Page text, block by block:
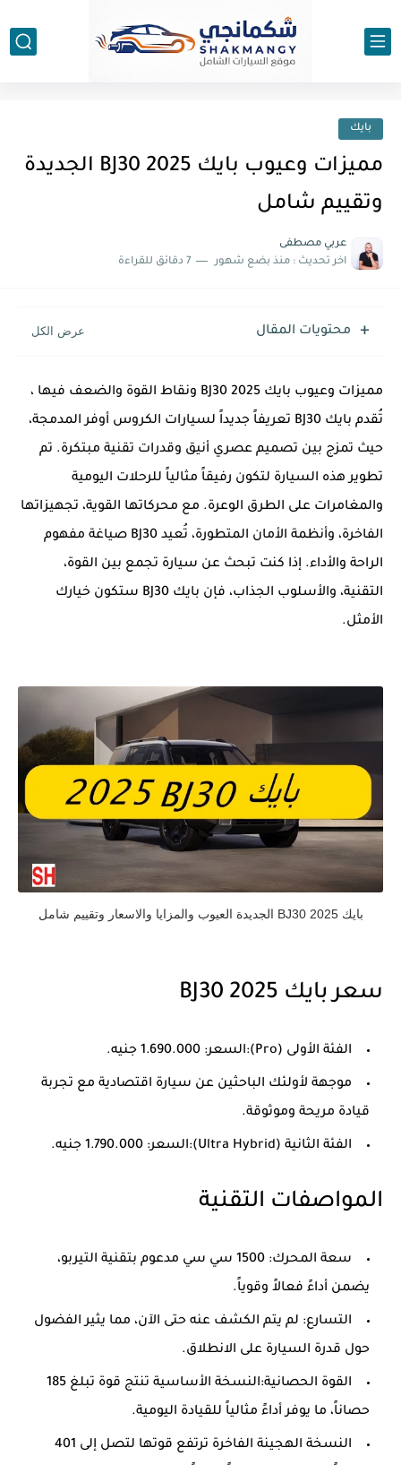
بايك
مميزات وعيوب بايك BJ30 2025 الجديدة
وتقييم شامل
عربي مصطفى
اخر تحديث : منذ بضع شهور 7 دقائق للقراءة
محتويات المقال
مميزات وعيوب بايك BJ30 2025 ونقاط القوة والضعف فيها ،
تُقدم بايك BJ30 تعريفاً جديداً لسيارات الكروس أوفر المدمجة،
حيث تمزج بين تصميم عصري أنيق وقدرات تقنية مبتكرة. تم
تطوير هذه السيارة لتكون رفيقاً مثالياً للرحلات اليومية
والمغامرات على الطرق الوعرة. مع محركاتها القوية، تجهيزاتها
الفاخرة، وأنظمة الأمان المتطورة، تُعيد BJ30 صياغة مفهوم
الراحة والأداء. إذا كنت تبحث عن سيارة تجمع بين القوة،
التقنية، والأسلوب الجذاب، فإن بايك BJ30 ستكون خيارك
الأمثل.
بايك BJ30 2025 الجديدة العيوب والمزايا والاسعار وتقييم شامل
سعر بايك BJ30 2025
الفئة الأولى (Pro):السعر: 1.690.000 جنيه.
موجهة لأولئك الباحثين عن سيارة اقتصادية مع تجربة
قيادة مريحة وموثوقة.
الفئة الثانية (Ultra Hybrid):السعر: 1.790.000 جنيه.
المواصفات التقنية
سعة المحرك: 1500 سي سي مدعوم بتقنية التيربو،
يضمن أداءً فعالاً وقوياً.
التسارع: لم يتم الكشف عنه حتى الآن، مما يثير الفضول
حول قدرة السيارة على الانطلاق.
القوة الحصانية:النسخة الأساسية تنتج قوة تبلغ 185
حصاناً، ما يوفر أداءً مثالياً للقيادة اليومية.
النسخة الهجينة الفاخرة ترتفع قوتها لتصل إلى 401